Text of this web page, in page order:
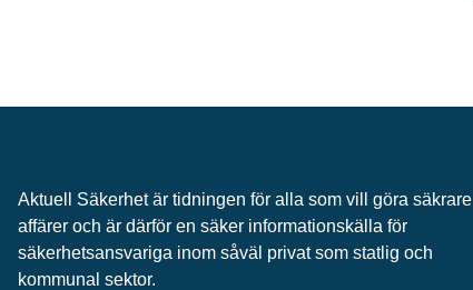
Aktuell Säkerhet är tidningen för alla som vill göra säkrare
affärer och är därför en säker informationskälla för
säkerhets­ansvariga inom såväl privat som statlig och
kommunal sektor.